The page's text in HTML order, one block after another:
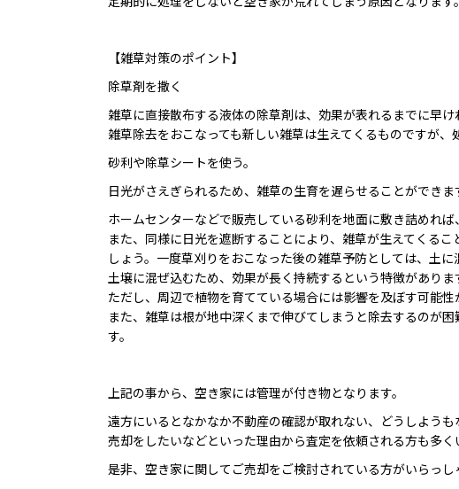
【雑草対策のポイント】
除草剤を撒く
雑草に直接散布する液体の除草剤は、効果が表れるまでに早
雑草除去をおこなっても新しい雑草は生えてくるものですが、
砂利や除草シートを使う。
日光がさえぎられるため、雑草の生育を遅らせることができま
ホームセンターなどで販売している砂利を地面に敷き詰めれ
また、同様に日光を遮断することにより、雑草が生えてくる
しょう。一度草刈りをおこなった後の雑草予防としては、土
土壌に混ぜ込むため、効果が長く持続するという特徴がありま
ただし、周辺で植物を育てている場合には影響を及ぼす可能
また、雑草は根が地中深くまで伸びてしまうと除去するのが
す。
上記の事から、空き家には管理が付き物となります。
遠方にいるとなかなか不動産の確認が取れない、どうしよう
売却をしたいなどといった理由から査定を依頼される方も多く
是非、空き家に関してご売却をご検討されている方がいらっ